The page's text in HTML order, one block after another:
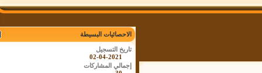
الاحصائيات البسيطة
تاريخ التسجيل
02-04-2021
إجمالي المشاركات